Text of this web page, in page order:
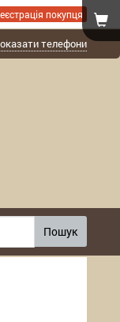
покупця
телефони
Пошук